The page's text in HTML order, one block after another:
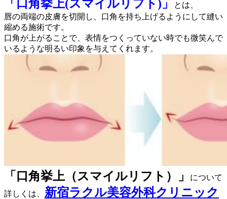
「口角挙上(スマイルリフト)」
とは、
唇の両端の皮膚を切開し、口角を持ち上げるようにして縫い
縮める施術です。
口角が上がることで、表情をつくっていない時でも微笑んで
いるような明るい印象を与えてくれます。
「口角挙上（スマイルリフト ）」
について
詳しくは、 新宿ラクル美容外科クリニック